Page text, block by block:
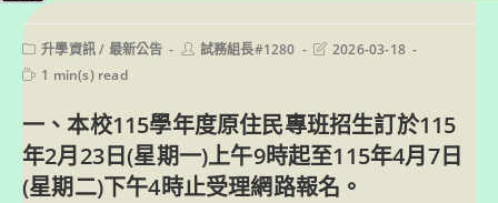
Post
category:
升學資訊/ 最新公告
Post試務組長#1280
Post2026-03-18
Reading
1 min(s) read
一、本校115學年度原住民專班招生訂於115
年2月23日(星期一)上午9時起至115年4月7日
(星期二)下午4時止受理網路報名。